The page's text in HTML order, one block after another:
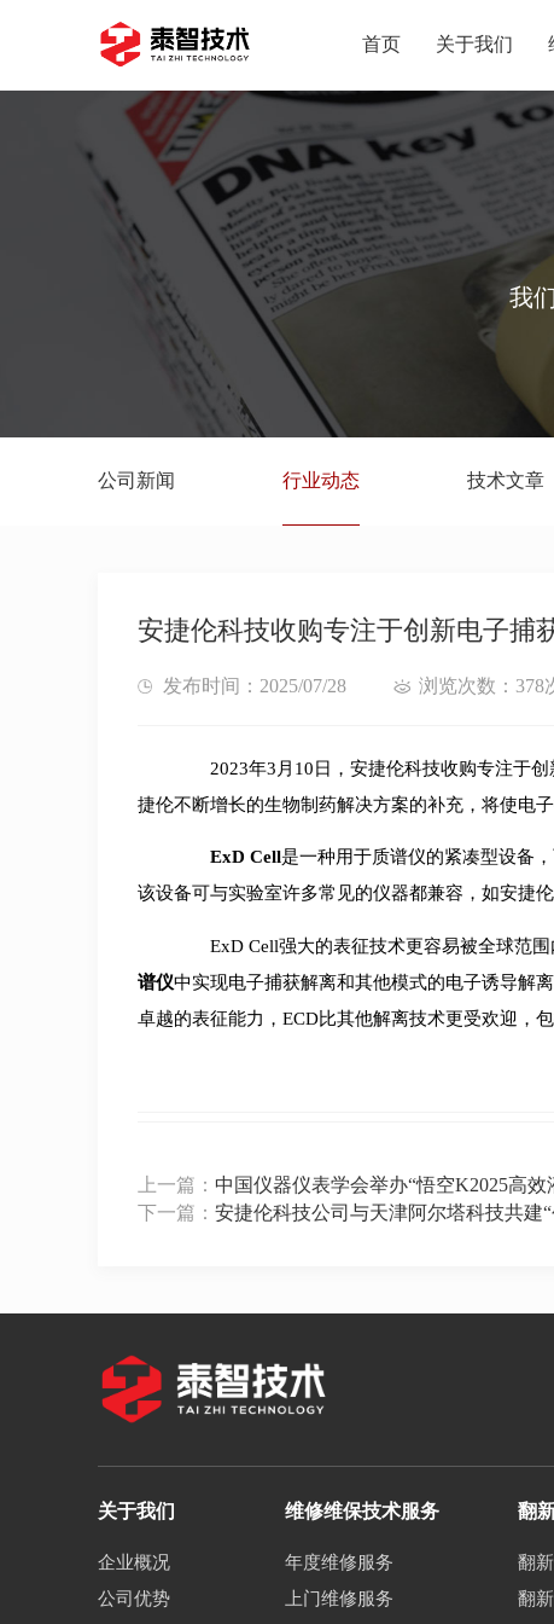
首页 关于我们
我
公司新闻 行业动态 技术文章
安捷伦科技收购专注于创新电子捕
发布时间：2025/07/28 浏览次数：378
2023年3月10日，安捷伦科技收购专注于创
捷伦不断增长的生物制药解决方案的补充，将使电
ExD Cell是一种用于质谱仪的紧凑型设备
该设备可与实验室许多常见的仪器都兼容，如安捷伦
ExD Cell强大的表征技术更容易被全球范围
谱仪中实现电子捕获解离和其他模式的电子诱导解
卓越的表征能力，ECD比其他解离技术更受欢迎，
上一篇： 中国仪器仪表学会举办“悟空K2025高
下一篇： 安捷伦科技公司与天津阿尔塔科技共建
关于我们
企业概况
公司优势
维修维保技术服务
年度维修服务
上门维修服务
翻
翻
翻